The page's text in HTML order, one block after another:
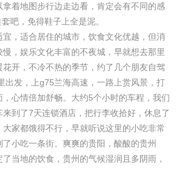
着地图步行边走边看，肯定会有不同的感
吧，免得鞋子上全是泥。
，适合居住的城市，饮食文化优越，但消
，娱乐文化丰富的不夜城，早就想去那里
开，不冷不热的季节，约了几个朋友自驾
出发，上g75兰海高速，一路上赏风景，打
心情倍加舒畅。大约5个小时的车程，我们
到了7天连锁酒店，把行李收拾好，休息了
家都饿得不行，早就听说这里的小吃非常
小吃一条街。爽爽的贵阳，酸酸的贵州
当地的饮食，贵州的气候湿润且多阴雨，